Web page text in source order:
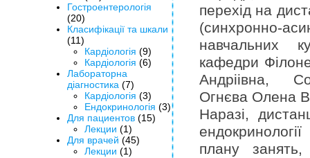
Гостроентерологія
(20)
Класифікації та шкали
(11)
Кардіологія (9)
Кардіологія (6)
Лабораторна
діагностика (7)
Кардіологія (3)
Ендокринологія (3)
Для пациентов (15)
Лекции (1)
Для врачей (45)
Лекции (1)
перехід на
(синхронно-
навчальних
кафедри
Андріівна,
Огнєва Олена
Наразі,
плану занять,